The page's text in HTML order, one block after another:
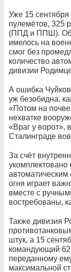
Уже 15
пулемётов, 325
(ППД и ППШ).
имелось на
смог без
количество
дивизии
А ошибка
уж безобидна,
«Потом на
нехватке
«Враг у ворот»,
Сталинграде
За счёт
укомплектовано
огня играет
вместе с
востребованы,
Также дивизия
штук, а 15
командующий
переданному
максимальной